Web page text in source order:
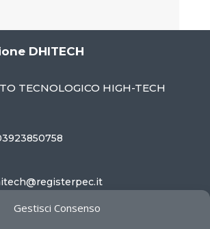
Gestisci Consenso
DHITECH
TECNOLOGICO HIGH-TECH